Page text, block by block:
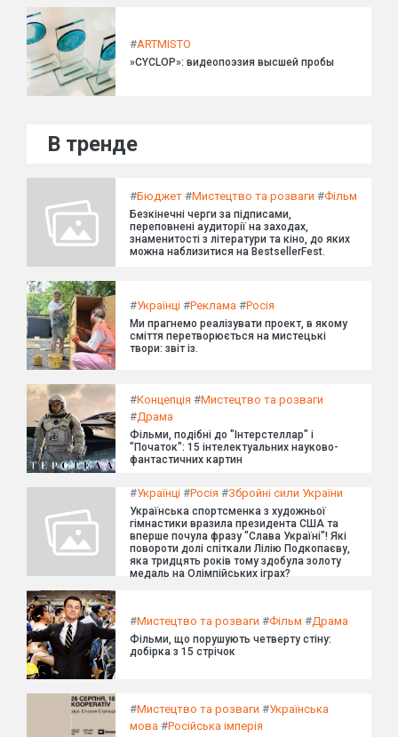
#ARTMISTO
»CYCLOP»: видеопоэзия высшей пробы
В тренде
#Бюджет #Мистецтво та розваги #Фільм
Безкінечні черги за підписами,
переповнені аудиторії на заходах,
знаменитості з літератури та кіно, до яких
можна наблизитися на BestsellerFest.
#Українці #Реклама #Росія
Ми прагнемо реалізувати проект, в якому
сміття перетворюється на мистецькі
твори: звіт із.
#Концепція #Мистецтво та розваги
#Драма
Фільми, подібні до "Інтерстеллар" і
"Початок": 15 інтелектуальних науково-
фантастичних картин
#Українці #Росія #Збройні сили України
Українська спортсменка з художньої
гімнастики вразила президента США та
вперше почула фразу "Слава Україні"! Які
повороти долі спіткали Лілію Подкопаєву,
яка тридцять років тому здобула золоту
медаль на Олімпійських іграх?
#Мистецтво та розваги #Фільм #Драма
Фільми, що порушують четверту стіну:
добірка з 15 стрічок
#Мистецтво та розваги #Українська
мова #Російська імперія